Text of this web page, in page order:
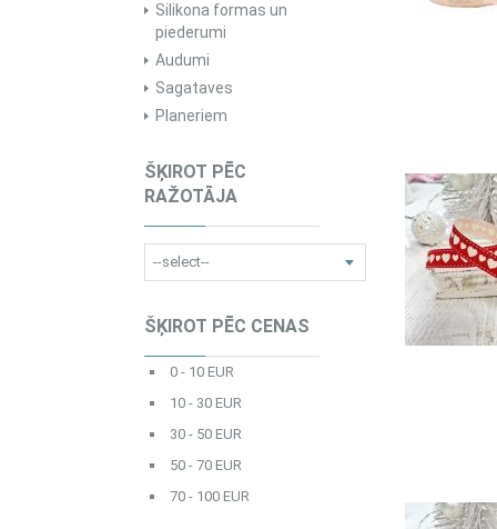
Silikona formas un
piederumi
Audumi
Sagataves
Planeriem
ŠĶIROT PĒC
RAŽOTĀJA
ŠĶIROT PĒC CENAS
0 - 10 EUR
10 - 30 EUR
30 - 50 EUR
50 - 70 EUR
70 - 100 EUR